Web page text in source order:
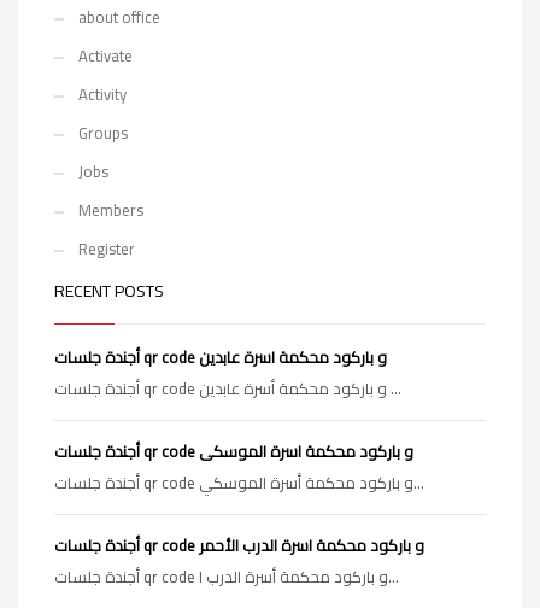
about office
Activate
Activity
Groups
Jobs
Members
Register
RECENT POSTS
أجندة جلسات qr code و باركود محكمة اسرة عابدين
أجندة جلسات qr code و باركود محكمة أسرة عابدين ...
أجندة جلسات qr code و باركود محكمة اسرة الموسكى
أجندة جلسات qr code و باركود محكمة أسرة الموسكي...
أجندة جلسات qr code و باركود محكمة اسرة الدرب الأحمر
أجندة جلسات qr code و باركود محكمة أسرة الدرب ا...